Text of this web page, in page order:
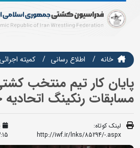
خانه اطلاع رسانی كميته
پایان کار تیم منتخب
مسابقات رنکینگ اتحادیه
لینک کوتاه:
http://iwf.ir/lnks/85294/-.aspx